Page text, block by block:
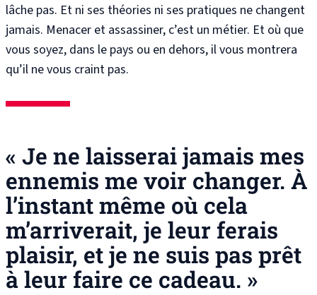
lâche pas. Et ni ses théories ni ses pratiques ne changent
jamais. Menacer et assassiner, c’est un métier. Et où que
vous soyez, dans le pays ou en dehors, il vous montrera
qu’il ne vous craint pas.
« Je ne laisserai jamais mes
ennemis me voir changer. À
l’instant même où cela
m’arriverait, je leur ferais
plaisir, et je ne suis pas prêt
à leur faire ce cadeau. »